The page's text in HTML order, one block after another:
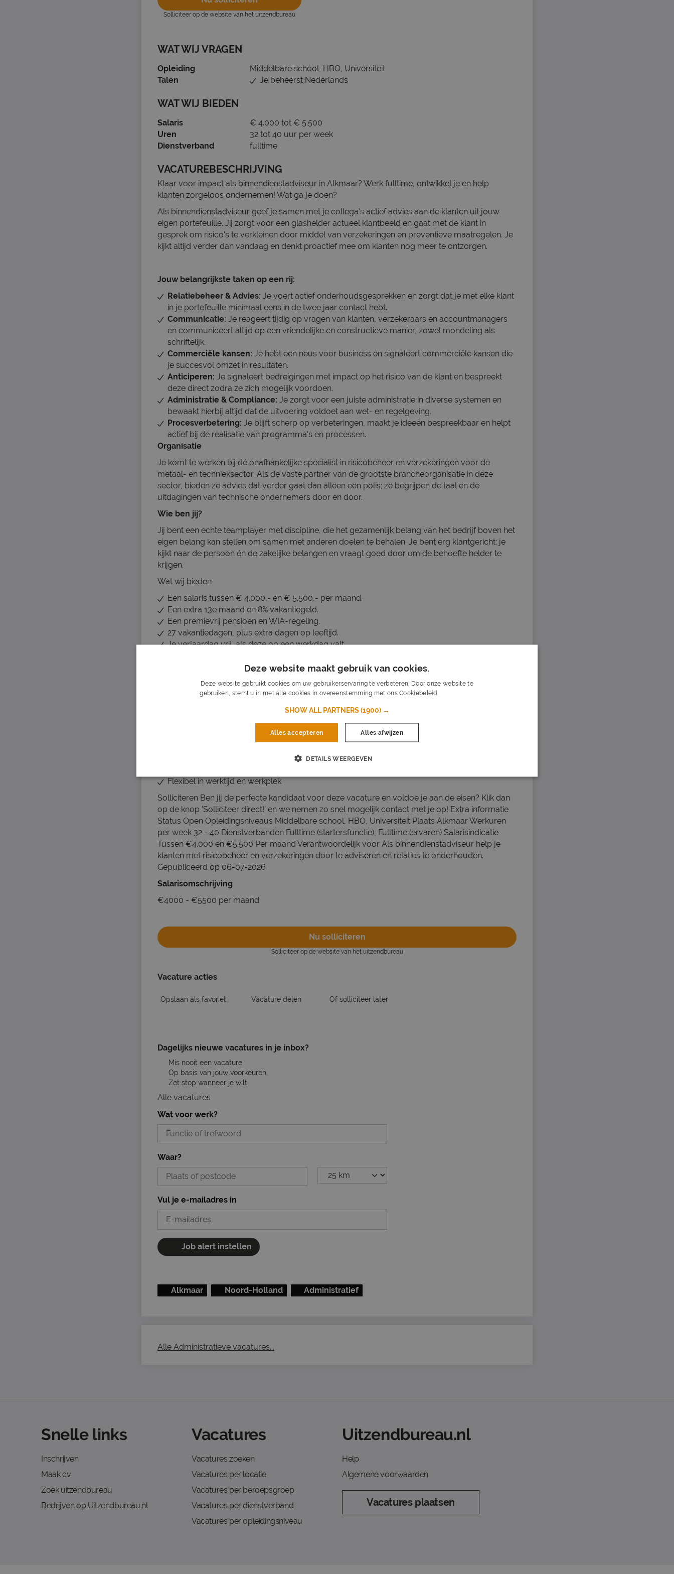
Solliciteer op de website van het uitzendbureau
WAT WIJ VRAGEN
Opleiding
Middelbare school, HBO, Universiteit
Talen
Je beheerst Nederlands
WAT WIJ BIEDEN
Salaris
€ 4.000 tot € 5.500
Uren
32 tot 40 uur per week
Dienstverband
fulltime
VACATUREBESCHRIJVING
Klaar voor impact als binnendienstadviseur in Alkmaar? Werk fulltime, ontwikkel je en help
klanten zorgeloos ondernemen! Wat ga je doen?
Als binnendienstadviseur geef je samen met je collega's actief advies aan de klanten uit jouw
eigen portefeuille. Jij zorgt voor een glashelder actueel klantbeeld en gaat met de klant in
gesprek om risico's te verkleinen door middel van verzekeringen en preventieve maatregelen. Je
kijkt altijd verder dan vandaag en denkt proactief mee om klanten nog meer te ontzorgen.
Jouw belangrijkste taken op een rij:
Relatiebeheer & Advies: Je voert actief onderhoudsgesprekken en zorgt dat je met elke klant
in je portefeuille minimaal eens in de twee jaar contact hebt.
Communicatie: Je reageert tijdig op vragen van klanten, verzekeraars en accountmanagers
en communiceert altijd op een vriendelijke en constructieve manier, zowel mondeling als
schriftelijk.
Commerciële kansen: Je hebt een neus voor business en signaleert commerciële kansen die
je succesvol omzet in resultaten.
Anticiperen: Je signaleert bedreigingen met impact op het risico van de klant en bespreekt
deze direct zodra ze zich mogelijk voordoen.
Administratie & Compliance: Je zorgt voor een juiste administratie in diverse systemen en
bewaakt hierbij altijd dat de uitvoering voldoet aan wet- en regelgeving.
Procesverbetering: Je blijft scherp op verbeteringen, maakt je ideeën bespreekbaar en helpt
actief bij de realisatie van programma's en processen.
Organisatie
Je komt te werken bij dé onafhankelijke specialist in risicobeheer en verzekeringen voor de
metaal- en technieksector. Als de vaste partner van de grootste brancheorganisatie in deze
sector, bieden ze advies dat verder gaat dan alleen een polis; ze begrijpen de taal en de
uitdagingen van technische ondernemers door en door.
Wie ben jij?
Jij bent een echte teamplayer met discipline, die het gezamenlijk belang van het bedrijf boven het
eigen belang kan stellen om samen met anderen doelen te behalen. Je bent erg klantgericht: je
kijkt naar de persoon én de zakelijke belangen en vraagt goed door om de behoefte helder te
krijgen.
Wat wij bieden
Een salaris tussen € 4.000,- en € 5.500,- per maand.
Een extra 13e maand en 8% vakantiegeld.
Een premievrij pensioen en WIA-regeling.
27 vakantiedagen, plus extra dagen op leeftijd.
Je verjaardag vrij, als deze op een werkdag valt.
Volop ruimte voor persoonlijke en professionele groei.
Werk in een open sfeer waar ideeën welkom zijn.
Wat wij vragen
Minimaal hbo werk- en denkniveau
WFT basis, Inkomen en Zakelijke Verzekeringen (Schade en Particulier) diploma's
Klantgericht en speelt in op situaties
Toont initiatief en signaleert kansen
Flexibel in werktijd en werkplek
Solliciteren Ben jij de perfecte kandidaat voor deze vacature en voldoe je aan de eisen? Klik dan
op de knop 'Solliciteer direct!' en we nemen zo snel mogelijk contact met je op! Extra informatie
Status Open Opleidingsniveaus Middelbare school, HBO, Universiteit Plaats Alkmaar Werkuren
per week 32 - 40 Dienstverbanden Fulltime (startersfunctie), Fulltime (ervaren) Salarisindicatie
Tussen €4.000 en €5.500 Per maand Verantwoordelijk voor Als binnendienstadviseur help je
klanten met risicobeheer en verzekeringen door te adviseren en relaties te onderhouden.
Gepubliceerd op 06-07-2026
Salarisomschrijving
€4000 - €5500 per maand
Nu solliciteren
Solliciteer op de website van het uitzendbureau
Vacature acties
Opslaan als favoriet Vacature delen Of solliciteer later
Dagelijks nieuwe vacatures in je inbox?
Mis nooit een vacature
Op basis van jouw voorkeuren
Zet stop wanneer je wilt
Alle vacatures
Wat voor werk?
Waar?
Vul je e-mailadres in
Job alert instellen
Alkmaar Noord-Holland Administratief
Alle Administratieve vacatures...
Snelle links
Inschrijven
Maak cv
Zoek uitzendbureau
Bedrijven op Uitzendbureau.nl
Vacatures
Vacatures zoeken
Vacatures per locatie
Vacatures per beroepsgroep
Vacatures per dienstverband
Vacatures per opleidingsniveau
Uitzendbureau.nl
Help
Algemene voorwaarden
Vacatures plaatsen
Deze website maakt gebruik van cookies.
Deze website gebruikt cookies om uw gebruikerservaring te verbeteren. Door onze website te
gebruiken, stemt u in met alle cookies in overeenstemming met ons Cookiebeleid.
SHOW ALL PARTNERS(1900) →
Alles accepteren Alles afwijzen
DETAILS WEERGEVEN